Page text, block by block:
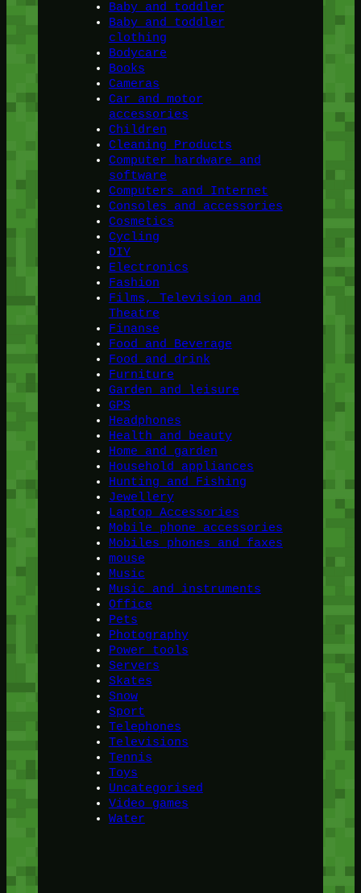
Baby and toddler
Baby and toddler
clothing
Bodycare
Books
Cameras
Car and motor
accessories
Children
Cleaning Products
Computer hardware and
software
Computers and Internet
Consoles and accessories
Cosmetics
Cycling
DIY
Electronics
Fashion
Films, Television and
Theatre
Finanse
Food and Beverage
Food and drink
Furniture
Garden and leisure
GPS
Headphones
Health and beauty
Home and garden
Household appliances
Hunting and Fishing
Jewellery
Laptop Accessories
Mobile phone accessories
Mobiles phones and faxes
mouse
Music
Music and instruments
Office
Pets
Photography
Power tools
Servers
Skates
Snow
Sport
Telephones
Televisions
Tennis
Toys
Uncategorised
Video games
Water